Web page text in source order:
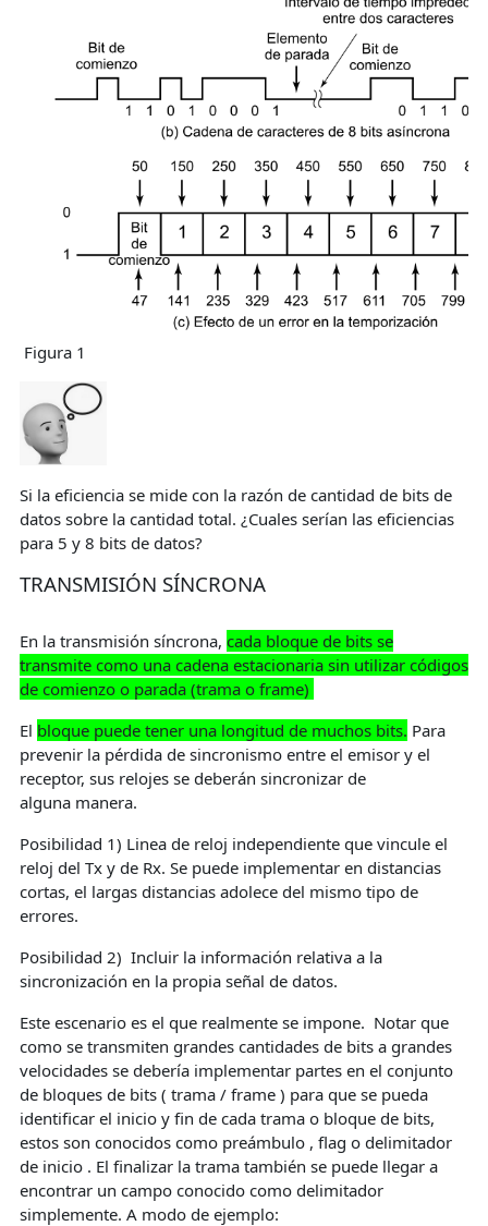
Figura 1
Si la eficiencia se mide con la razón de cantidad de bits de
datos sobre la cantidad total. ¿Cuales serían las eficiencias
para 5 y 8 bits de datos?
TRANSMISIÓN SÍNCRONA
En la transmisión síncrona, cada bloque de bits se
transmite como una cadena estacionaria sin utilizar códigos
de comienzo o parada (trama o frame)
El bloque puede tener una longitud de muchos bits. Para
prevenir la pérdida de sincronismo entre el emisor y el
receptor, sus relojes se deberán sincronizar de
alguna manera.
Posibilidad 1) Linea de reloj independiente que vincule el
reloj del Tx y de Rx. Se puede implementar en distancias
cortas, el largas distancias adolece del mismo tipo de
errores.
Posibilidad 2) Incluir la información relativa a la
sincronización en la propia señal de datos.
Este escenario es el que realmente se impone. Notar que
como se transmiten grandes cantidades de bits a grandes
velocidades se debería implementar partes en el conjunto
de bloques de bits ( trama / frame ) para que se pueda
identificar el inicio y fin de cada trama o bloque de bits,
estos son conocidos como preámbulo , flag o delimitador
de inicio . El finalizar la trama también se puede llegar a
encontrar un campo conocido como delimitador
simplemente. A modo de ejemplo: